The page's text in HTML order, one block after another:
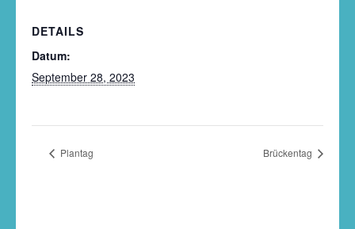
DETAILS
Datum:
September 28, 2023
Plantag Brückentag